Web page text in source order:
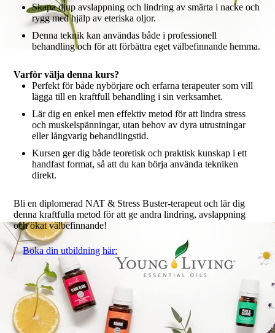
Skapa djup avslappning och lindring av smärta i nacke och
rygg med hjälp av eteriska oljor.
Denna teknik kan användas både i professionell
behandling och för att förbättra eget välbefinnande hemma.
Varför välja denna kurs?
Perfekt för både nybörjare och erfarna terapeuter som vill
lägga till en kraftfull behandling i sin verksamhet.
Lär dig en enkel men effektiv metod för att lindra stress
och muskelspänningar, utan behov av dyra utrustningar
eller långvarig behandlingstid.
Kursen ger dig både teoretisk och praktisk kunskap i ett
handfast format, så att du kan börja använda tekniken
direkt.
Bli en diplomerad NAT & Stress Buster-terapeut och lär dig
denna kraftfulla metod för att ge andra lindring, avslappning
och ökat välbefinnande!
Boka din utbildning här: